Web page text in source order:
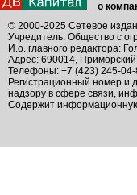
о
© 2000-2025 Сетевое
Учредитель: Общество с
И.о. главного редактора:
Адрес: 690014, Приморский
Телефоны: +7 (423) 245-04-
Регистрационный номер и
надзору в сфере связи,
Содержит